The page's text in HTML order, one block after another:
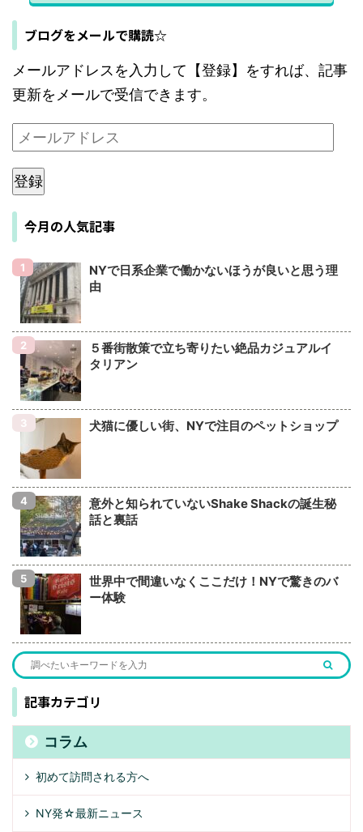
ブログをメールで購読☆
メールアドレスを入力して【登録】をすれば、記事
更新をメールで受信できます。
登録
今月の人気記事
NYで日系企業で働かないほうが良いと思う理
由
５番街散策で立ち寄りたい絶品カジュアルイ
タリアン
犬猫に優しい街、NYで注目のペットショップ
意外と知られていないShake Shackの誕生秘
話と裏話
世界中で間違いなくここだけ！NYで驚きのバ
ー体験
記事カテゴリ
コラム
初めて訪問される方へ
NY発☆最新ニュース